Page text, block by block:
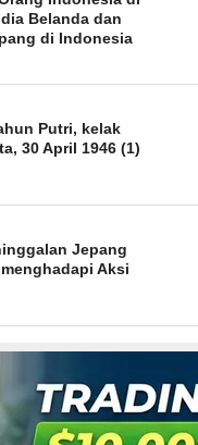
Belanda dan
di Indonesia
Putri, kelak
30 April 1946 (1)
Jepang
Aksi